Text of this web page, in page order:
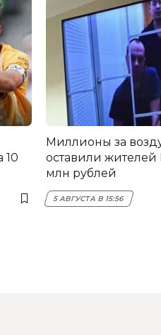
10
Миллионы за
оставили жителей
млн рублей
5 АВГУСТА В 15:56